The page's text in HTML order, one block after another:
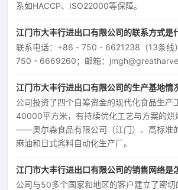
系如HACCP、ISO22000等保障。
江门市大丰行进出口有限公司的联系方式是
联系电话：+86 - 750 - 6621238（13条线
750 - 6669260；邮箱：
江门市大丰行进出口有限公司的生产基地情
公司投资了四个自筹资金的现代化食品生产
40000平方米，有持续优化工艺与方案的烘
——奥尔森食品有限公司（江门）、高标准
麻油和日式酱料自动化生产厂。
江门市大丰行进出口有限公司的销售网络是
公司与50多个国家和地区的客户建立了密切